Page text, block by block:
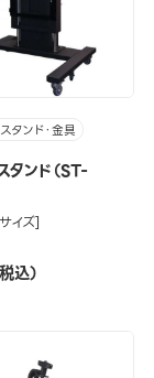
タンド・金具
ンド（ST-
イズ]
込）